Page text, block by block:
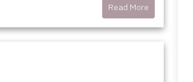
Read More